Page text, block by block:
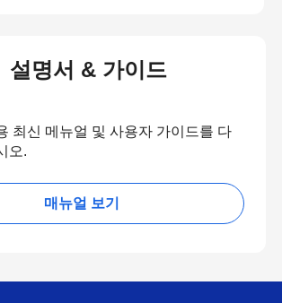
설명서 & 가이드
최신 메뉴얼 및 사용자 가이드를 다
오.
매뉴얼 보기